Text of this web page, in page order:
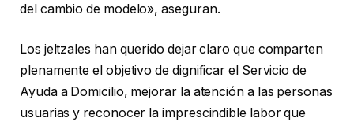
del cambio de modelo», aseguran.
Los jeltzales han querido dejar claro que comparten
plenamente el objetivo de dignificar el Servicio de
Ayuda a Domicilio, mejorar la atención a las personas
usuarias y reconocer la imprescindible labor que